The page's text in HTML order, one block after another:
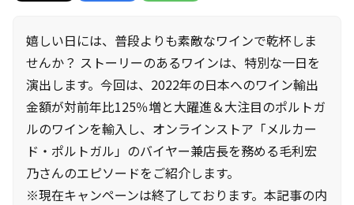
嬉しい日には、普段よりも素敵なワインで乾杯しま
せんか？ ストーリーのあるワインは、特別な一日を
演出します。今回は、2022年の日本へのワイン輸出
金額が対前年比125％増と大躍進＆大注目のポルトガ
ルのワインを輸入し、オンラインストア「メルカー
ド・ポルトガル」のバイヤー兼店長を務める毛利宏
乃さんのエピソードをご紹介します。
※現在キャンペーンは終了しております。本記事の内